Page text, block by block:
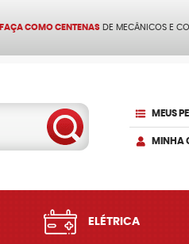
FAÇA COMO CENTENAS DE MECÂNICOS E
MEUS
MINHA
ELÉTRICA